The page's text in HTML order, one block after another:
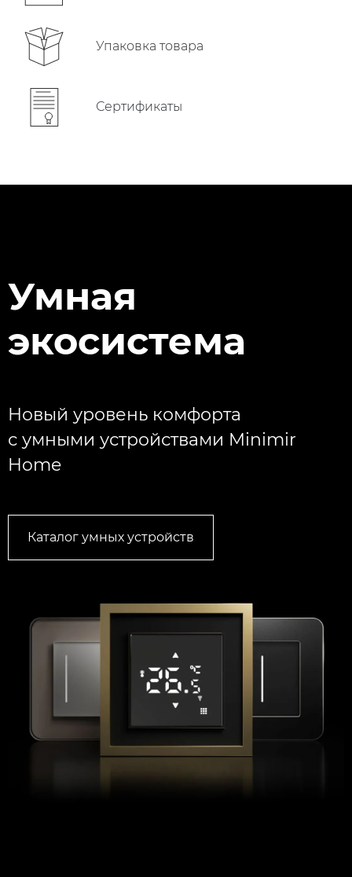
Упаковка товара
Сертификаты
Умная
экосистема
Новый уровень комфорта
с умными устройствами Minimir
Home
Каталог умных устройств